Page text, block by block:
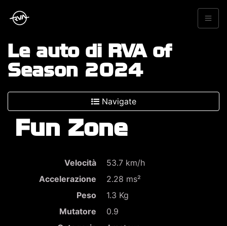
Le auto di RVA of
Season 2024
Navigate
Fun Zone
Velocità
53.7 km/h
Accelerazione
2.28 ms²
Peso
1.3 Kg
Mutatore
0.9